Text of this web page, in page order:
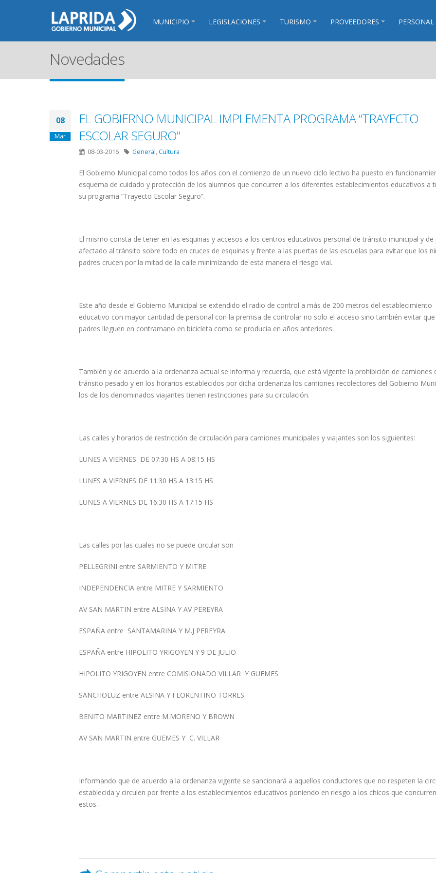
MUNICIPIO LEGISLACIONES TURISMO PROVEEDORES PERSONAL
Novedades
08
Mar
EL GOBIERNO MUNICIPAL IMPLEMENTA PROGRAMA “TRAYECTO
ESCOLAR SEGURO”
08-03-2016 General,Cultura
El Gobierno Municipal como todos los años con el comienzo de un nuevo ciclo lectivo ha puesto en
esquema de cuidado y protección de los alumnos que concurren a los diferentes establecimientos educativos a
su programa “Trayecto Escolar Seguro”.
El mismo consta de tener en las esquinas y accesos a los centros educativos personal de tránsito municipal y de
afectado al tránsito sobre todo en cruces de esquinas y frente a las puertas de las escuelas para evitar que los
padres crucen por la mitad de la calle minimizando de esta manera el riesgo vial.
Este año desde el Gobierno Municipal se extendido el radio de control a más de 200 metros del establecimiento
educativo con mayor cantidad de personal con la premisa de controlar no solo el acceso sino también evitar
padres lleguen en contramano en bicicleta como se producía en años anteriores.
También y de acuerdo a la ordenanza actual se informa y recuerda, que está vigente la prohibición de camiones
tránsito pesado y en los horarios establecidos por dicha ordenanza los camiones recolectores del Gobierno
los de los denominados viajantes tienen restricciones para su circulación.
Las calles y horarios de restricción de circulación para camiones municipales y viajantes son los
LUNES A VIERNES DE 07:30 HS A 08:15 HS
LUNES A VIERNES DE 11:30 HS A 13:15 HS
LUNES A VIERNES DE 16:30 HS A 17:15 HS
Las calles por las cuales no se puede circular son
PELLEGRINI entre SARMIENTO Y MITRE
INDEPENDENCIA entre MITRE Y SARMIENTO
AV SAN MARTIN entre ALSINA Y AV PEREYRA
ESPAÑA entre SANTAMARINA Y M.J PEREYRA
ESPAÑA entre HIPOLITO YRIGOYEN Y 9 DE JULIO
HIPOLITO YRIGOYEN entre COMISIONADO VILLAR Y GUEMES
SANCHOLUZ entre ALSINA Y FLORENTINO TORRES
BENITO MARTINEZ entre M.MORENO Y BROWN
AV SAN MARTIN entre GUEMES Y C. VILLAR
Informando que de acuerdo a la ordenanza vigente se sancionará a aquellos conductores que no respeten la
establecida y circulen por frente a los establecimientos educativos poniendo en riesgo a los chicos que
estos.-